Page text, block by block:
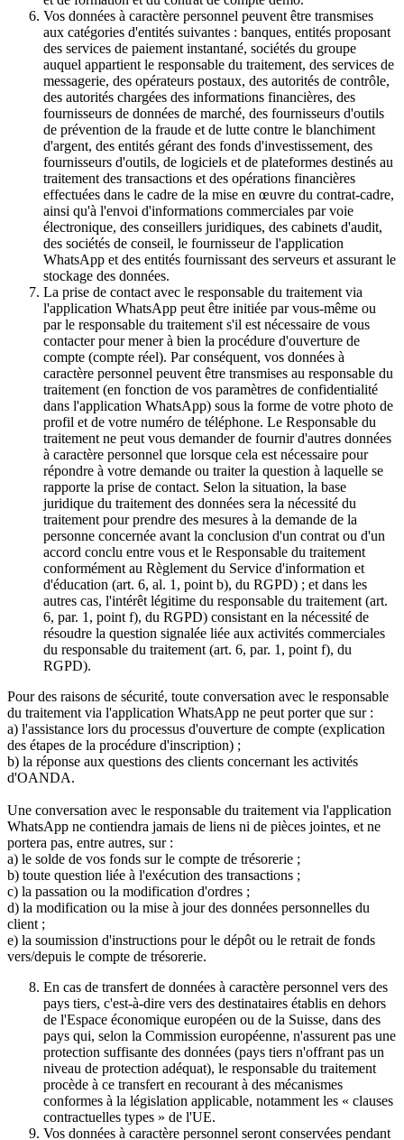
Vos données à caractère personnel peuvent être transmises
aux catégories d'entités suivantes : banques, entités proposant
des services de paiement instantané, sociétés du groupe
auquel appartient le responsable du traitement, des services de
messagerie, des opérateurs postaux, des autorités de contrôle,
des autorités chargées des informations financières, des
fournisseurs de données de marché, des fournisseurs d'outils
de prévention de la fraude et de lutte contre le blanchiment
d'argent, des entités gérant des fonds d'investissement, des
fournisseurs d'outils, de logiciels et de plateformes destinés au
traitement des transactions et des opérations financières
effectuées dans le cadre de la mise en œuvre du contrat-cadre,
ainsi qu'à l'envoi d'informations commerciales par voie
électronique, des conseillers juridiques, des cabinets d'audit,
des sociétés de conseil, le fournisseur de l'application
WhatsApp et des entités fournissant des serveurs et assurant le
stockage des données.
La prise de contact avec le responsable du traitement via
l'application WhatsApp peut être initiée par vous-même ou
par le responsable du traitement s'il est nécessaire de vous
contacter pour mener à bien la procédure d'ouverture de
compte (compte réel). Par conséquent, vos données à
caractère personnel peuvent être transmises au responsable du
traitement (en fonction de vos paramètres de confidentialité
dans l'application WhatsApp) sous la forme de votre photo de
profil et de votre numéro de téléphone. Le Responsable du
traitement ne peut vous demander de fournir d'autres données
à caractère personnel que lorsque cela est nécessaire pour
répondre à votre demande ou traiter la question à laquelle se
rapporte la prise de contact. Selon la situation, la base
juridique du traitement des données sera la nécessité du
traitement pour prendre des mesures à la demande de la
personne concernée avant la conclusion d'un contrat ou d'un
accord conclu entre vous et le Responsable du traitement
conformément au Règlement du Service d'information et
d'éducation (art. 6, al. 1, point b), du RGPD) ; et dans les
autres cas, l'intérêt légitime du responsable du traitement (art.
6, par. 1, point f), du RGPD) consistant en la nécessité de
résoudre la question signalée liée aux activités commerciales
du responsable du traitement (art. 6, par. 1, point f), du
RGPD).
Pour des raisons de sécurité, toute conversation avec le responsable
du traitement via l'application WhatsApp ne peut porter que sur :
a) l'assistance lors du processus d'ouverture de compte (explication
des étapes de la procédure d'inscription) ;
b) la réponse aux questions des clients concernant les activités
d'OANDA.
Une conversation avec le responsable du traitement via l'application
WhatsApp ne contiendra jamais de liens ni de pièces jointes, et ne
portera pas, entre autres, sur :
a) le solde de vos fonds sur le compte de trésorerie ;
b) toute question liée à l'exécution des transactions ;
c) la passation ou la modification d'ordres ;
d) la modification ou la mise à jour des données personnelles du
client ;
e) la soumission d'instructions pour le dépôt ou le retrait de fonds
vers/depuis le compte de trésorerie.
En cas de transfert de données à caractère personnel vers des
pays tiers, c'est-à-dire vers des destinataires établis en dehors
de l'Espace économique européen ou de la Suisse, dans des
pays qui, selon la Commission européenne, n'assurent pas une
protection suffisante des données (pays tiers n'offrant pas un
niveau de protection adéquat), le responsable du traitement
procède à ce transfert en recourant à des mécanismes
conformes à la législation applicable, notamment les « clauses
contractuelles types » de l'UE.
Vos données à caractère personnel seront conservées pendant